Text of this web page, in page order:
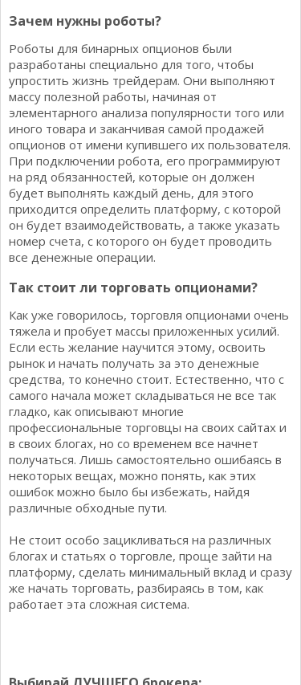
Зачем нужны роботы?
Роботы для бинарных опционов были
разработаны специально для того, чтобы
упростить жизнь трейдерам. Они выполняют
массу полезной работы, начиная от
элементарного анализа популярности того или
иного товара и заканчивая самой продажей
опционов от имени купившего их пользователя.
При подключении робота, его программируют
на ряд обязанностей, которые он должен
будет выполнять каждый день, для этого
приходится определить платформу, с которой
он будет взаимодействовать, а также указать
номер счета, с которого он будет проводить
все денежные операции.
Так стоит ли торговать опционами?
Как уже говорилось, торговля опционами очень
тяжела и пробует массы приложенных усилий.
Если есть желание научится этому, освоить
рынок и начать получать за это денежные
средства, то конечно стоит. Естественно, что с
самого начала может складываться не все так
гладко, как описывают многие
профессиональные торговцы на своих сайтах и
в своих блогах, но со временем все начнет
получаться. Лишь самостоятельно ошибаясь в
некоторых вещах, можно понять, как этих
ошибок можно было бы избежать, найдя
различные обходные пути.
Не стоит особо зацикливаться на различных
блогах и статьях о торговле, проще зайти на
платформу, сделать минимальный вклад и сразу
же начать торговать, разбираясь в том, как
работает эта сложная система.